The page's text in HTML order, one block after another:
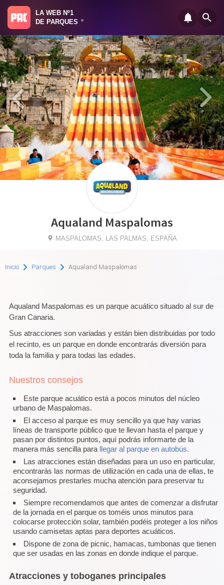
LA WEB Nº1
DE PARQUES
®
Aqualand Maspalomas
MASPALOMAS, LAS PALMAS, ESPAÑA
Inicio Parques Aqualand Maspalomas
Aqualand Maspalomas es un parque acuático situado al sur de
Gran Canaria.
Sus atracciones son variadas y están bien distribuidas por todo
el recinto, es un parque en donde encontrarás diversión para
toda la familia y para todas las edades.
Nuestros consejos
Este parque acuático está a pocos minutos del núcleo
urbano de Maspalomas.
El acceso al parque es muy sencillo ya que hay varias
líneas de transporte público que te llevan hasta el parque y
pasan por distintos puntos, aquí podrás informarte de la
manera más sencilla para llegar al parque en autobús.
Las atracciones están diseñadas para un uso en particular,
encontrarás las normas de utilización en cada una de ellas, te
aconsejamos prestarles mucha atención para preservar tu
seguridad.
Siempre recomendamos que antes de comenzar a disfrutar
de la jornada en el parque os toméis unos minutos para
colocarse protección solar, también podéis proteger a los niños
usando camisetas aptas para deportes acuáticos.
Dispone de zona de picnic, hamacas, tumbonas que tienen
que ser usadas en las zonas en donde indique el parque.
Atracciones y toboganes principales